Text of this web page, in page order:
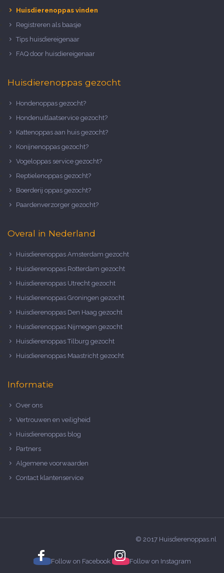
Huisdierenoppas vinden
Registreren als baasje
Tips huisdiereigenaar
FAQ door huisdiereigenaar
Huisdierenoppas gezocht
Hondenoppas gezocht?
Hondenuitlaatservice gezocht?
Kattenoppas aan huis gezocht?
Konijnenoppas gezocht?
Vogeloppas service gezocht?
Reptielenoppas gezocht?
Boerderij oppas gezocht?
Paardenverzorger gezocht?
Overal in Nederland
Huisdierenoppas Amsterdam gezocht
Huisdierenoppas Rotterdam gezocht
Huisdierenoppas Utrecht gezocht
Huisdierenoppas Groningen gezocht
Huisdierenoppas Den Haag gezocht
Huisdierenoppas Nijmegen gezocht
Huisdierenoppas Tilburg gezocht
Huisdierenoppas Maastricht gezocht
Informatie
Over ons
Vertrouwen en veiligheid
Huisdierenoppas blog
Partners
Algemene voorwaarden
Contact klantenservice
© 2017 Huisdierenoppas.nl
Follow on Facebook Follow on Instagram